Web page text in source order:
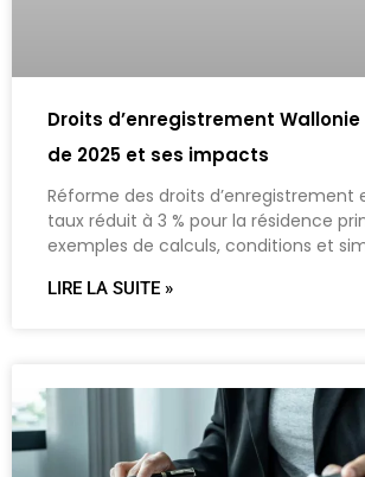
Droits d’enregistrement
de 2025 et ses impacts
Réforme des droits d’enregistrement
taux réduit à 3 % pour la résidence
exemples de calculs, conditions et
LIRE LA SUITE »